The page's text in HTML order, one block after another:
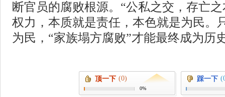
断官员的腐败根源。“公私之交，存亡
权力，本质就是责任，本色就是为民。
为民，“家族塌方腐败”才能最终成为历
顶一下 (0)
0%
踩一下